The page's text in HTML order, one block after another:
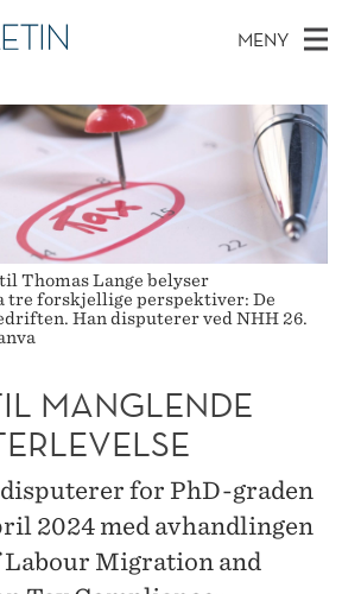
MENY
forskerprofiler
Thomas Lange belyser
tre forskjellige perspektiver: De
Han disputerer ved NHH 26.
MANGLENDE
for PhD-graden
2024 med avhandlingen
Labour Migration and